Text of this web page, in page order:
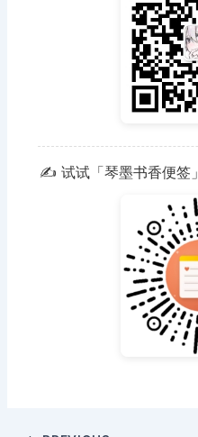
✍️ 试试「琴墨书香便签